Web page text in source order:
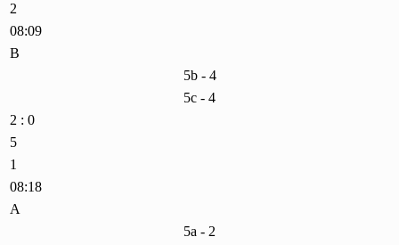
2
08:09
B
5b - 4
5c - 4
2 : 0
5
1
08:18
A
5a - 2